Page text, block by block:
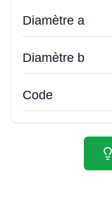
Diamètre a
Diamètre b
Code